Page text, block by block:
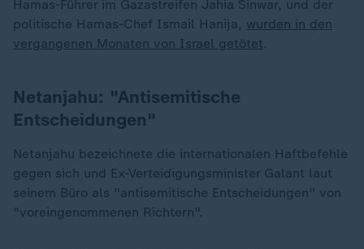
Hamas-Führer im Gazastreifen Jahia Sinwar, und der
politische Hamas-Chef Ismail Hanija, wurden in den
vergangenen Monaten von Israel getötet.
Netanjahu: "Antisemitische
Entscheidungen"
Netanjahu bezeichnete die internationalen Haftbefehle
gegen sich und Ex-Verteidigungsminister Galant laut
seinem Büro als "antisemitische Entscheidungen" von
"voreingenommenen Richtern".